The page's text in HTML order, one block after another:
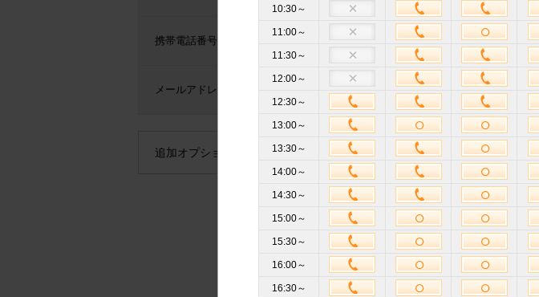
携帯電話番号 ハイフン不要
メールアドレス
追加オプション ※クリックすると追加の項目が表示されます
10:30～
11:00～
11:30～
12:00～
12:30～
13:00～
13:30～
14:00～
14:30～
15:00～
15:30～
16:00～
16:30～
個人情報の利用目的
予約を